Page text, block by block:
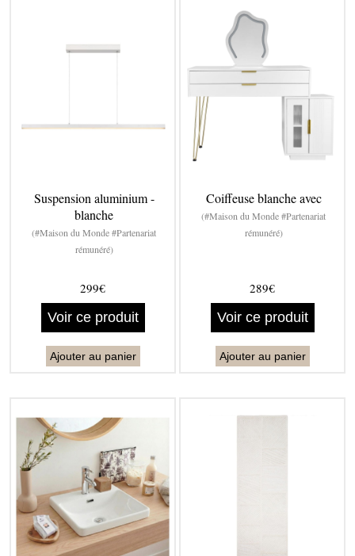
Suspension aluminium -
blanche
(#Maison du Monde #Partenariat
rémunéré)
299€
Voir ce produit
Ajouter au panier
Coiffeuse blanche avec
(#Maison du Monde #Partenariat
rémunéré)
289€
Voir ce produit
Ajouter au panier